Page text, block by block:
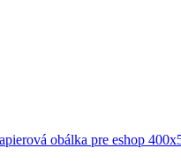
obálka pre eshop